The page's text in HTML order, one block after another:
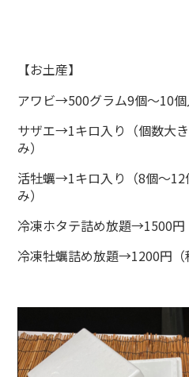
【お土産】
アワビ→500グラム9個～10個
サザエ→1キロ入り（個数大
み）
活牡蠣→1キロ入り（8個～12
み）
冷凍ホタテ詰め放題→1500円
冷凍牡蠣詰め放題→1200円（